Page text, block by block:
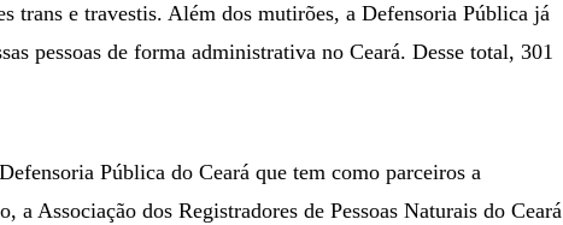
trans e travestis. Além dos mutirões, a Defensoria Pública já
pessoas de forma administrativa no Ceará. Desse total, 301
Pública do Ceará que tem como parceiros a
a Associação dos Registradores de Pessoas Naturais do Ceará